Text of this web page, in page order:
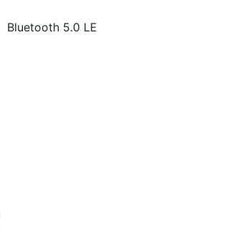
Bluetooth 5.0 LE